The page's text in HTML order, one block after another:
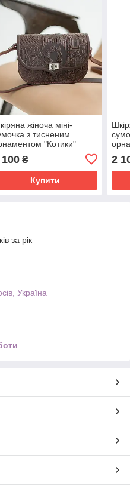
жіноча міні-
з тисненим
"Котики"
см
₴
Купити
2
за рік
Україна